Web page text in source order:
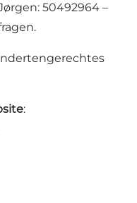
50492964 –
: